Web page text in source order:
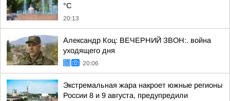
°C
20:13
Александр Коц: ВЕЧЕРНИЙ ЗВОН:. война
уходящего дня
20:06
Экстремальная жара накроет южные регионы
России 8 и 9 августа, предупредили